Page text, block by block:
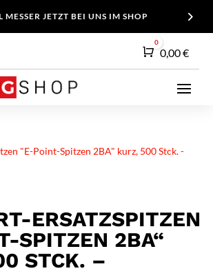
MESSER JETZT BEI UNS IM SHOP
Warenkorb
0
0,00€
ERSATZSPITZEN
SPITZEN 2BA“
STCK. –